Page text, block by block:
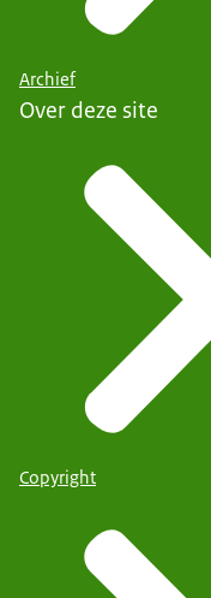
Archief
Over deze site
Copyright